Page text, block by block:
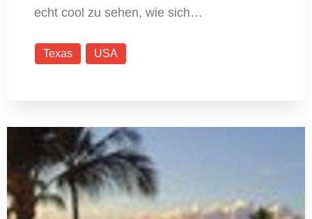
echt cool zu sehen, wie sich…
Texas USA